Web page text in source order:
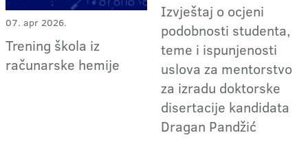
07. apr 2026.
Trening škola iz
računarske hemije
Izvještaj o ocjeni
podobnosti studenta,
teme i ispunjenosti
uslova za mentorstvo
za izradu doktorske
disertacije kandidata
Dragan Pandžić